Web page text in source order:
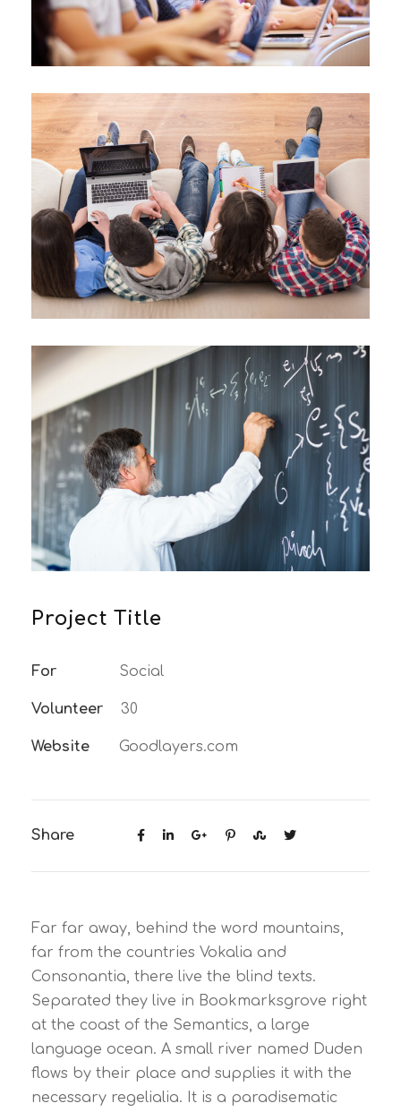
Project Title
For Social
Volunteer 30
Website Goodlayers.com
Share
Far far away, behind the word mountains,
far from the countries Vokalia and
Consonantia, there live the blind texts.
Separated they live in Bookmarksgrove right
at the coast of the Semantics, a large
language ocean. A small river named Duden
flows by their place and supplies it with the
necessary regelialia. It is a paradisematic